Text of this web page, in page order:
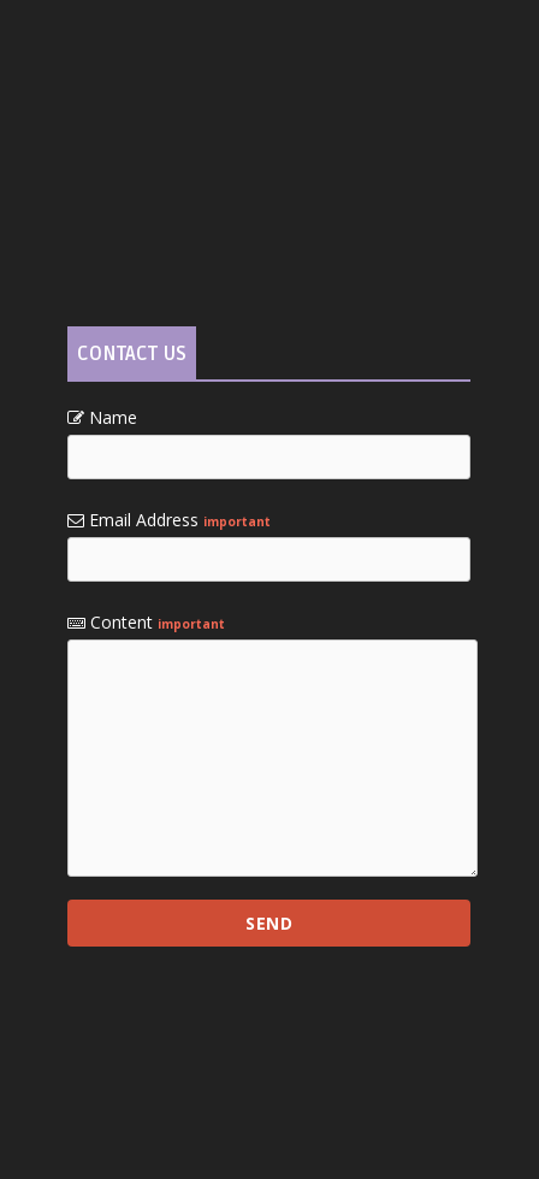
CONTACT US
Name
Email Address important
Content important